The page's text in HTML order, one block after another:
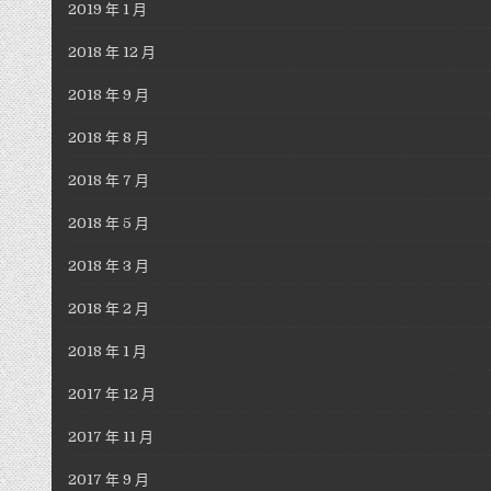
2019 年 1 月
2018 年 12 月
2018 年 9 月
2018 年 8 月
2018 年 7 月
2018 年 5 月
2018 年 3 月
2018 年 2 月
2018 年 1 月
2017 年 12 月
2017 年 11 月
2017 年 9 月